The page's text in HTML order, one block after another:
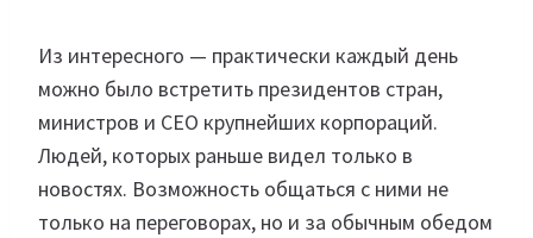
Из интересного — практически каждый день
можно было встретить президентов стран,
министров и CEO крупнейших корпораций.
Людей, которых раньше видел только в
новостях. Возможность общаться с ними не
только на переговорах, но и за обычным обедом